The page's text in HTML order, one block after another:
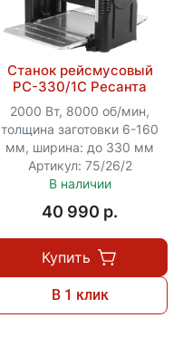
Станок рейсмусовый
РС-330/1С Ресанта
2000 Вт, 8000 об/мин,
толщина заготовки 6-160
мм, ширина: до 330 мм
Артикул: 75/26/2
В наличии
40 990 p.
Купить
В 1 клик